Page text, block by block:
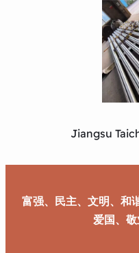
Jiangsu
富强、民主、文明、和
爱国、